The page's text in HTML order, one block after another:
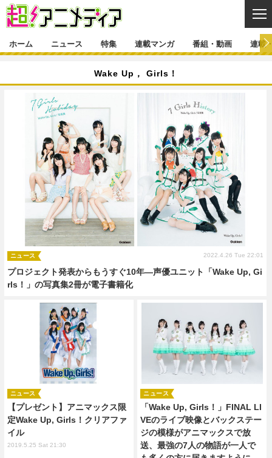
ゲーム・アプリ
映画 音楽
グッズ イベント
声優 コスプレ
舞台 新帝スタ
特集一覧 カバー
インタビュー レポート
ラキりす
連載マンガ
連載マンガ一覧 連載一覧
番組・動画
番組・動画一覧 ラジオ
動画
連載・ブログ
連載・ブログ一覧 コラム
編集部ブログ・お知らせ
ホーム ニュース 特集 連載マンガ 番組・動画 連載
Wake Up， Girls！
プロジェクト発表からもうすぐ10年―声優ユニット「Wake Up, Gi
rls！」の写真集2冊が電子書籍化
ニュース 2022.4.26 Tue 22:01
【プレゼント】アニマックス限
定Wake Up, Girls！クリアファ
イル
ニュース
2019.5.25 Sat 21:30
「Wake Up, Girls！」FINAL LI
VEのライブ映像とバックステー
ジの模様がアニマックスで放
送、最強の7人の物語が一人で
ニュース